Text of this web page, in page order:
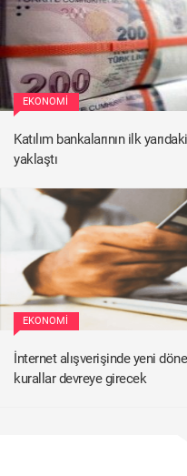
EKONOMI
Katılım bankalarının ilk
yaklaştı
EKONOMI
İnternet alışverişinde yeni
kurallar devreye girecek